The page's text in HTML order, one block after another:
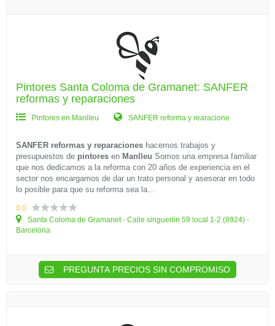
Pintores Santa Coloma de Gramanet: SANFER
reformas y reparaciones
Pintores en Manlleu SANFER reforma y rearacione
SANFER reformas y reparaciones hacemos trabajos y
presupuestos de pintores en Manlleu Somos una empresa familiar
que nos dedicamos a la reforma con 20 años de experiencia en el
sector nos encargamos de dar un trato personal y asesorar en todo
lo posible para que su reforma sea la...
0.0
Santa Coloma de Gramanet - Calle singuerlin 59 local 1-2 (8924) -
Barcelona
PREGUNTA PRECIOS SIN COMPROMISO